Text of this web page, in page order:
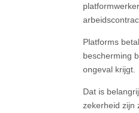
Platforms
bescherming
ongeval krijgt.
Dat is
zekerheid zijn